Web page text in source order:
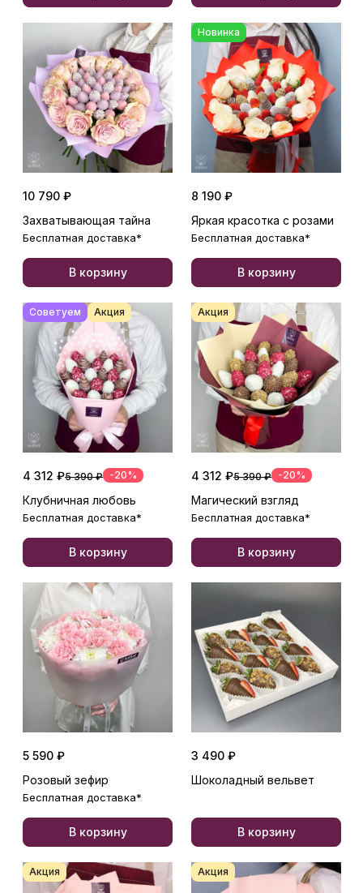
10 790 ₽
Захватывающая тайна
Бесплатная доставка*
В корзину
Новинка
8 190 ₽
Яркая красотка с розами
Бесплатная доставка*
В корзину
Советуем Акция
4 312 ₽5 390 ₽ -20%
Клубничная любовь
Бесплатная доставка*
В корзину
Акция
4 312 ₽5 390 ₽ -20%
Магический взгляд
Бесплатная доставка*
В корзину
5 590 ₽
Розовый зефир
Бесплатная доставка*
В корзину
3 490 ₽
Шоколадный вельвет
В корзину
Акция Акция